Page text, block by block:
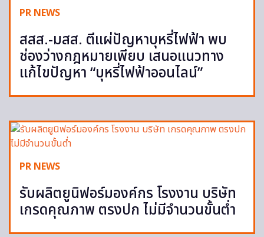
PR NEWS
สสส.-มสส. ตีแผ่ปัญหาบุหรี่ไฟฟ้า พบ
ช่องว่างกฎหมายเพียบ เสนอแนวทาง
แก้ไขปัญหา “บุหรี่ไฟฟ้าออนไลน์”
PR NEWS
รับผลิตยูนิฟอร์มองค์กร โรงงาน บริษัท
เกรดคุณภาพ ตรงปก ไม่มีจำนวนขั้นต่ำ